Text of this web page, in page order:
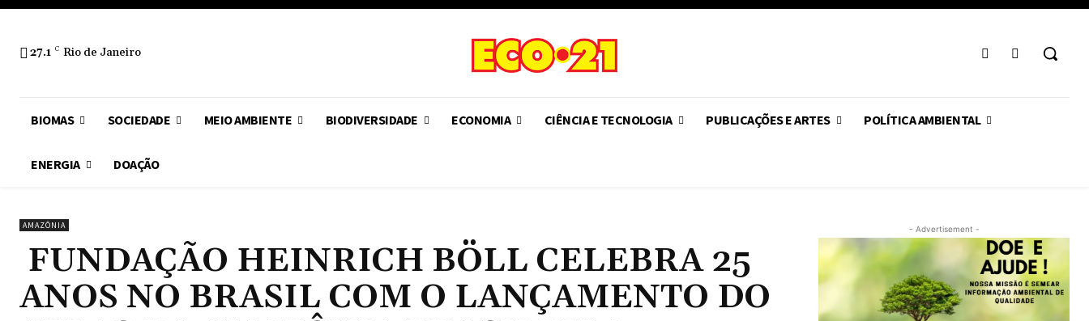
27.1 C Rio de Janeiro
BIOMAS SOCIEDADE MEIO AMBIENTE BIODIVERSIDADE ECONOMIA CIÊNCIA E TECNOLOGIA PUBLICAÇÕES E ARTES POLÍTICA AMBIENTAL
ENERGIA DOAÇÃO
AMAZÔNIA
FUNDAÇÃO HEINRICH BÖLL CELEBRA 25
ANOS NO BRASIL COM O LANÇAMENTO DO
- Advertisement -